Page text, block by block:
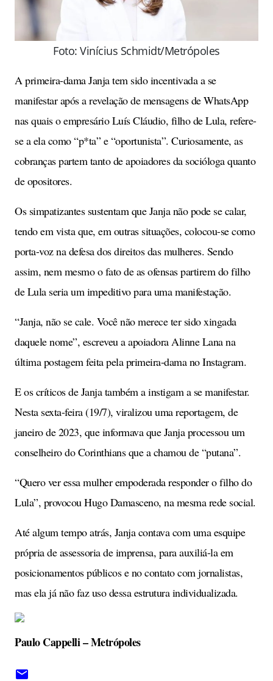
Foto:Vinícius Schmidt/Metrópoles
A primeira-dama Janja tem sido incentivada a se
manifestar após a revelação de mensagens de WhatsApp
nas quais o empresário Luís Cláudio, filho de Lula, refere-
se a ela como “p*ta” e “oportunista”. Curiosamente, as
cobranças partem tanto de apoiadores da socióloga quanto
de opositores.
Os simpatizantes sustentam que Janja não pode se calar,
tendo em vista que, em outras situações, colocou-se como
porta-voz na defesa dos direitos das mulheres. Sendo
assim, nem mesmo o fato de as ofensas partirem do filho
de Lula seria um impeditivo para uma manifestação.
“Janja, não se cale. Você não merece ter sido xingada
daquele nome”, escreveu a apoiadora Alinne Lana na
última postagem feita pela primeira-dama no Instagram.
E os críticos de Janja também a instigam a se manifestar.
Nesta sexta-feira (19/7), viralizou uma reportagem, de
janeiro de 2023, que informava que Janja processou um
conselheiro do Corinthians que a chamou de “putana”.
“Quero ver essa mulher empoderada responder o filho do
Lula”, provocou Hugo Damasceno, na mesma rede social.
Até algum tempo atrás, Janja contava com uma esquipe
própria de assessoria de imprensa, para auxiliá-la em
posicionamentos públicos e no contato com jornalistas,
mas ela já não faz uso dessa estrutura individualizada.
Paulo Cappelli – Metrópoles